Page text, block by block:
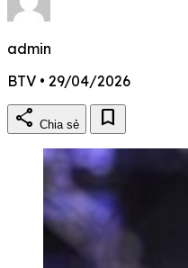
admin
BTV • 29/04/2026
share Chia sẻ bookmark